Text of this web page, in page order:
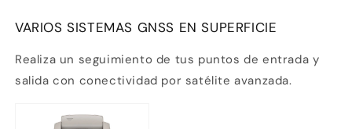
VARIOS SISTEMAS GNSS EN SUPERFICIE
Realiza un seguimiento de tus puntos de entrada y
salida con conectividad por satélite avanzada.